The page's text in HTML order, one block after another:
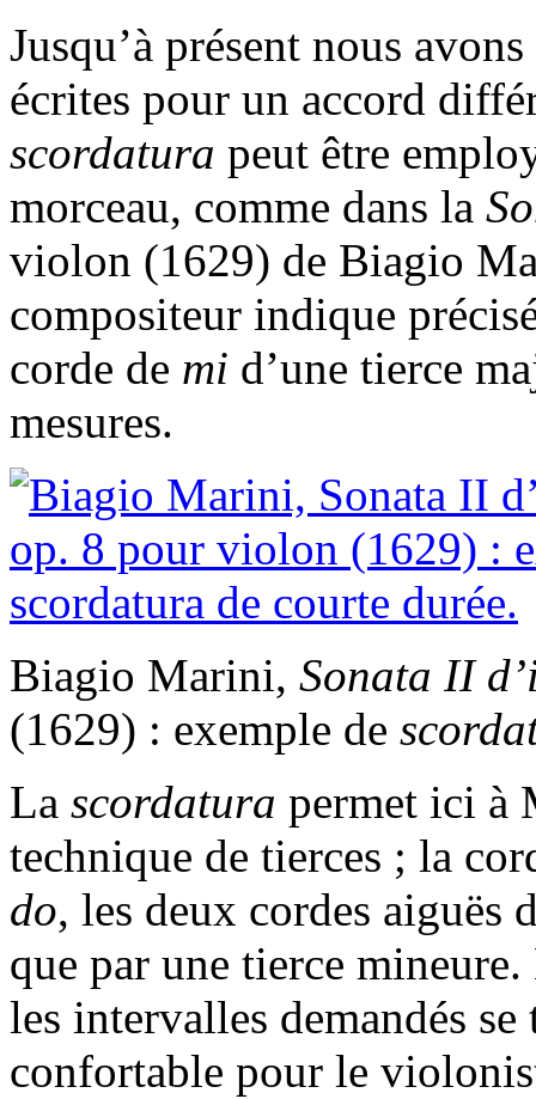
Jusqu’à présent nous
écrites pour un accord
scordatura peut être
morceau, comme dans la
violon (1629) de Biagio
compositeur indique
corde de mi d’une tierce
mesures.
Biagio Marini, Sonata II
(1629) : exemple de
La scordatura permet ici à
technique de tierces ; la
do, les deux cordes aiguës
que par une tierce
les intervalles demandés
confortable pour le